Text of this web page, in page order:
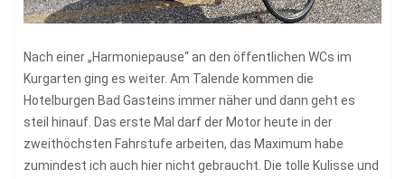
Nach einer „Harmoniepause“ an den öffentlichen WCs im
Kurgarten ging es weiter. Am Talende kommen die
Hotelburgen Bad Gasteins immer näher und dann geht es
steil hinauf. Das erste Mal darf der Motor heute in der
zweithöchsten Fahrstufe arbeiten, das Maximum habe
zumindest ich auch hier nicht gebraucht. Die tolle Kulisse und